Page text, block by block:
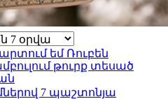
եմ Ռուբեն
թուրք տեսած
7 պաշտոնյա